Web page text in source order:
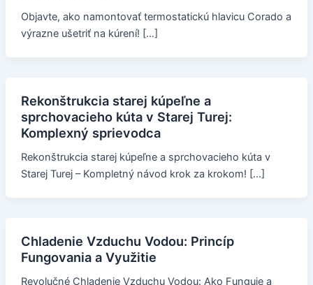
Objavte, ako namontovať termostatickú hlavicu Corado a
výrazne ušetriť na kúrení! […]
Rekonštrukcia starej kúpeľne a
sprchovacieho kúta v Starej Turej:
Komplexný sprievodca
Rekonštrukcia starej kúpeľne a sprchovacieho kúta v
Starej Turej – Kompletný návod krok za krokom! […]
Chladenie Vzduchu Vodou: Princíp
Fungovania a Využitie
Revolučné Chladenie Vzduchu Vodou: Ako Funguje a